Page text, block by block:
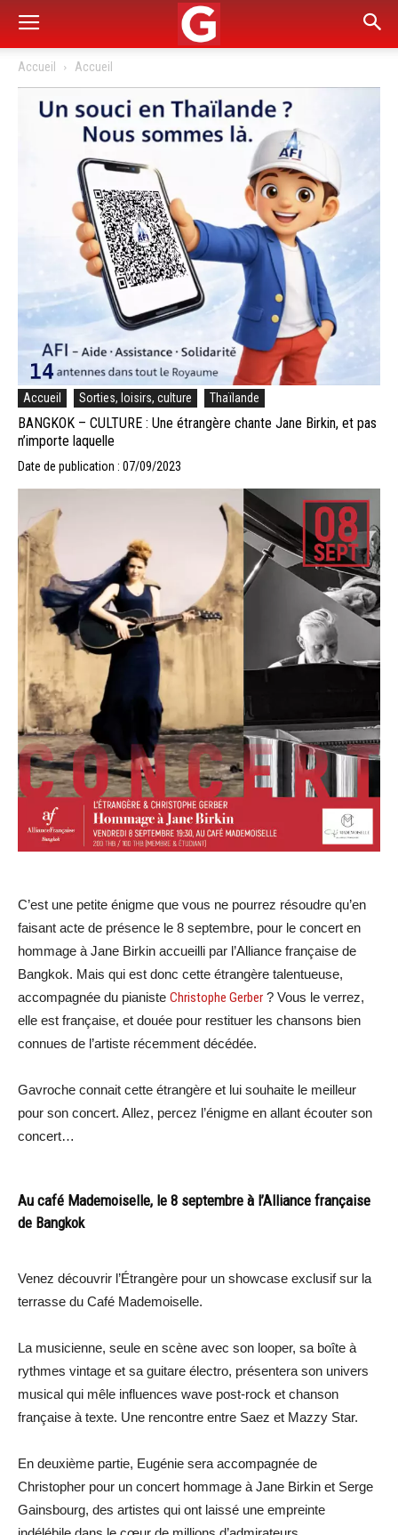
Accueil Accueil
Accueil Sorties, loisirs, culture Thaïlande
BANGKOK – CULTURE : Une étrangère chante Jane Birkin, et pas
n’importe laquelle
Date de publication : 07/09/2023
C’est une petite énigme que vous ne pourrez résoudre qu’en
faisant acte de présence le 8 septembre, pour le concert en
hommage à Jane Birkin accueilli par l’Alliance française de
Bangkok. Mais qui est donc cette étrangère talentueuse,
accompagnée du pianiste Christophe Gerber ? Vous le verrez,
elle est française, et douée pour restituer les chansons bien
connues de l’artiste récemment décédée.
Gavroche connait cette étrangère et lui souhaite le meilleur
pour son concert. Allez, percez l’énigme en allant écouter son
concert…
Au café Mademoiselle, le 8 septembre à l’Alliance française
de Bangkok
Venez découvrir l’Étrangère pour un showcase exclusif sur la
terrasse du Café Mademoiselle.
La musicienne, seule en scène avec son looper, sa boîte à
rythmes vintage et sa guitare électro, présentera son univers
musical qui mêle influences wave post-rock et chanson
française à texte. Une rencontre entre Saez et Mazzy Star.
En deuxième partie, Eugénie sera accompagnée de
Christopher pour un concert hommage à Jane Birkin et Serge
Gainsbourg, des artistes qui ont laissé une empreinte